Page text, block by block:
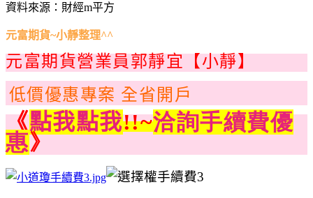
資料來源：財經m平方
元富期貨~小靜整理^^
元富期貨營業員郭靜宜【小靜】
低價優惠專案 全省開戶
《點我點我!!~洽詢手續費優
惠》